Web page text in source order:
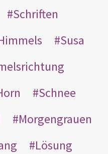
Schriften
Susa
Schnee
Morgengrauen
Lösung